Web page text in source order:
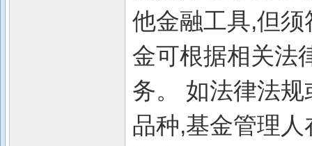
他金融工具,但
金可根据相关法
务。 如法律法
品种,基金管理